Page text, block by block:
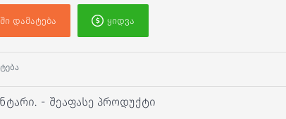
- შეაფასე პროდუქტი
დამატება ყიდვა